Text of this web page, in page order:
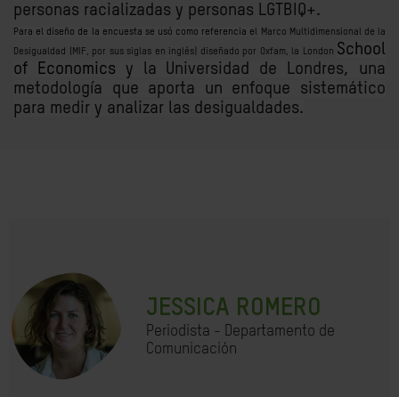
personas racializadas y personas LGTBIQ+.
Para el diseño de la encuesta se usó como referencia el
Marco Multidimensional de la
Desigualdad
(MIF, por sus siglas en inglés) diseñado por Oxfam, la London School
of Economics y la Universidad de Londres, una
metodología que aporta un enfoque sistemático
para medir y analizar las desigualdades.
JESSICA ROMERO
Periodista - Departamento de
Comunicación